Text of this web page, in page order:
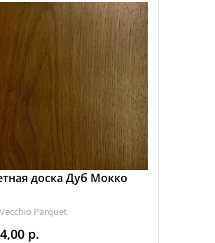
доска Дуб Мокко
Parquet
р.